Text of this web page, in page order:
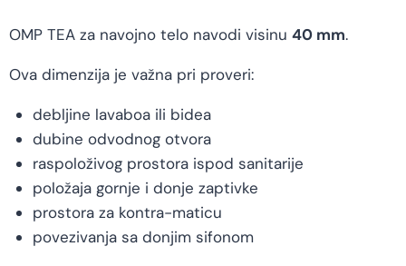
OMP TEA za navojno telo navodi visinu 40 mm.
Ova dimenzija je važna pri proveri:
debljine lavaboa ili bidea
dubine odvodnog otvora
raspoloživog prostora ispod sanitarije
položaja gornje i donje zaptivke
prostora za kontra-maticu
povezivanja sa donjim sifonom